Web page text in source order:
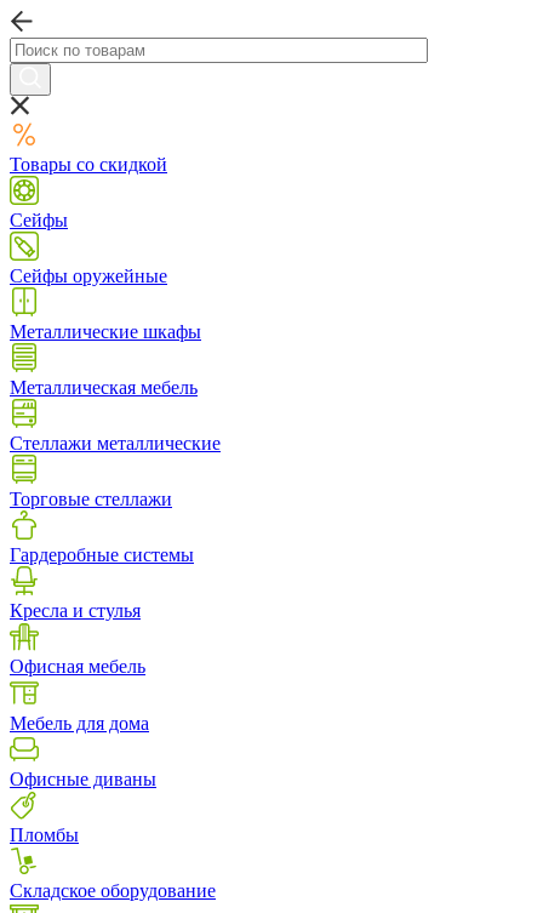
Товары со скидкой
Сейфы
Сейфы оружейные
Металлические шкафы
Металлическая мебель
Стеллажи металлические
Торговые стеллажи
Гардеробные системы
Кресла и стулья
Офисная мебель
Мебель для дома
Офисные диваны
Пломбы
Складское оборудование